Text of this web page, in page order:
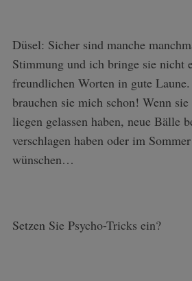
Düsel: Sicher sind manche
Stimmung und ich bringe sie nicht
freundlichen Worten in gute
brauchen sie mich schon! Wenn
liegen gelassen haben, neue Bälle
verschlagen haben oder im
wünschen…
Setzen Sie Psycho-Tricks ein?